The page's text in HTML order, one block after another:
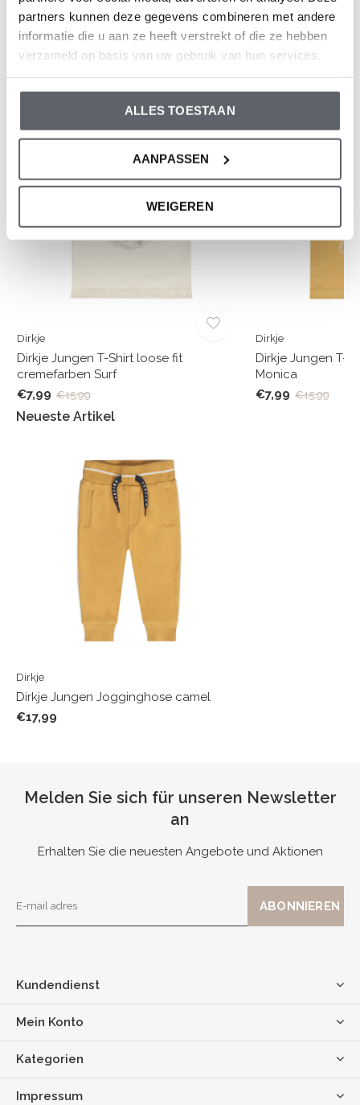
partners kunnen deze gegevens combineren met andere
informatie die u aan ze heeft verstrekt of die ze hebben
verzameld op basis van uw gebruik van hun services.
ALLES TOESTAAN
AANPASSEN
WEIGEREN
0/ 5
Und was denkst du über diesen?
Dirkje
Dirkje Jungen T-Shirt loose fit
cremefarben Surf
€7,99 €15,99
Dirkje
Dirkje Jungen T-
Monica
€7,99 €15,99
Neueste Artikel
Dirkje
Dirkje Jungen Jogginghose camel
€17,99
Melden Sie sich für unseren Newsletter
an
Erhalten Sie die neuesten Angebote und Aktionen
Kundendienst
Mein Konto
Kategorien
Impressum